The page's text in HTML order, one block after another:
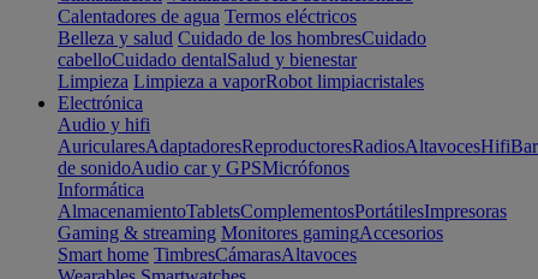
Calentadores de agua Termos eléctricos
Belleza y salud Cuidado de los hombresCuidado
cabelloCuidado dentalSalud y bienestar
Limpieza Limpieza a vaporRobot limpiacristales
Electrónica
Audio y hifi
AuricularesAdaptadoresReproductoresRadiosAltavocesHifi
de sonidoAudio car y GPSMicrófonos
Informática
AlmacenamientoTabletsComplementosPortátilesImpresoras
Gaming & streaming Monitores gamingAccesorios
Smart home TimbresCámarasAltavoces